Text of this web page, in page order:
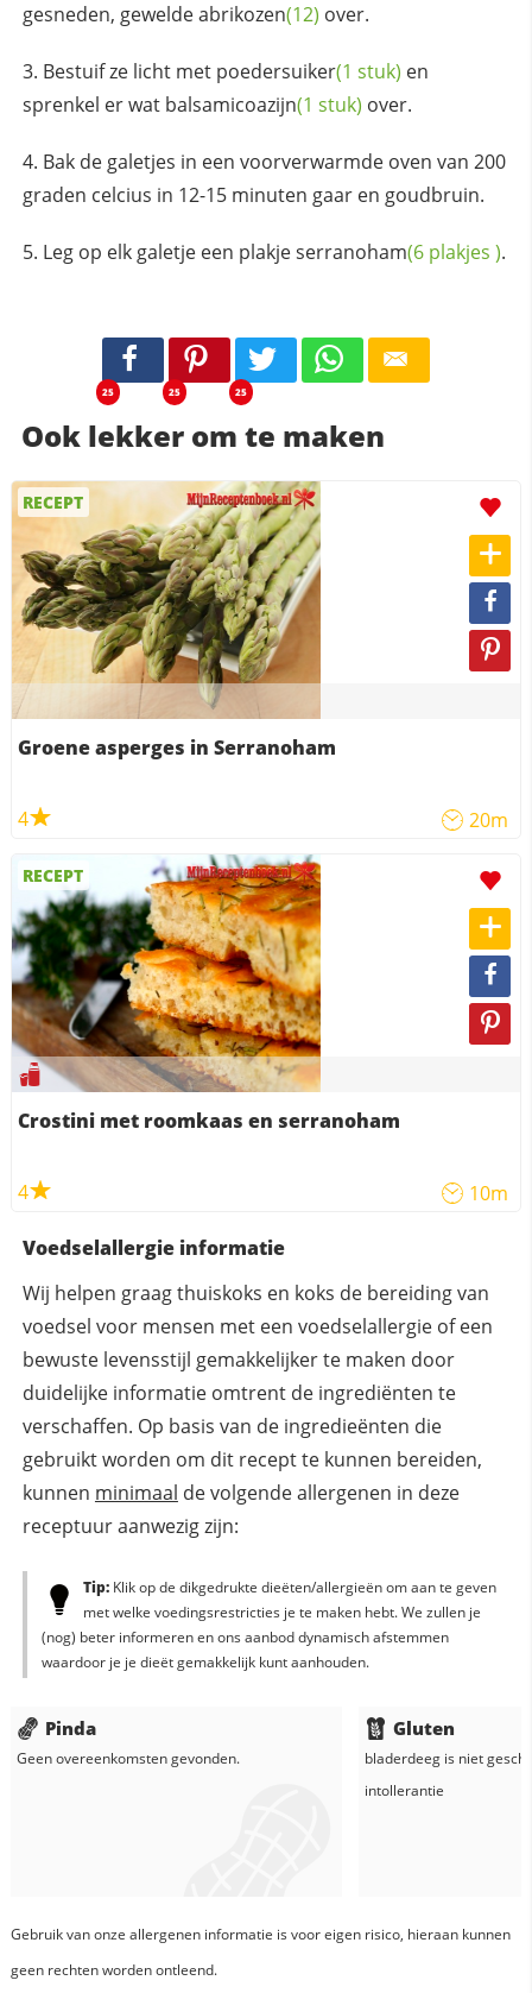
gesneden, geweldeabrikozen(12) over.
Bestuif ze licht met poedersuiker(1 stuk) en
sprenkel er wat balsamicoazijn(1 stuk) over.
Bak de galetjes in een voorverwarmde oven van 200
graden celcius in 12-15 minuten gaar en goudbruin.
Leg op elk galetje een plakjeserranoham(6 plakjes ).
25 25 25
Ook lekker om te maken
RECEPT
Groene asperges in Serranoham
4 20m
RECEPT
Crostini met roomkaas en serranoham
4 10m
Voedselallergie informatie
Wij helpen graag thuiskoks en koks de bereiding van
voedsel voor mensen met een voedselallergie of een
bewuste levensstijl gemakkelijker te maken door
duidelijke informatie omtrent de ingrediënten te
verschaffen. Op basis van de ingredieënten die
gebruikt worden om dit recept te kunnen bereiden,
kunnen minimaal de volgende allergenen in deze
receptuur aanwezig zijn:
Tip:Klik op de dikgedrukte dieëten/allergieën om aan te geven
met welke voedingsrestricties je te maken hebt. We zullen je
(nog) beter informeren en ons aanbod dynamisch afstemmen
waardoor je je dieët gemakkelijk kunt aanhouden.
Pinda
Geen overeenkomsten gevonden.
Gluten
bladerdeegis niet
intollerantie
Gebruik van onze allergenen informatie is voor eigen risico, hieraan kunnen
geen rechten worden ontleend.